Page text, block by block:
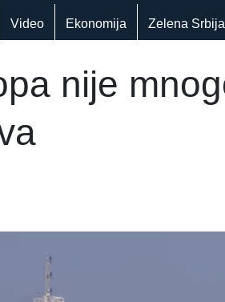
Video Ekonomija Zelena Srbija
nije